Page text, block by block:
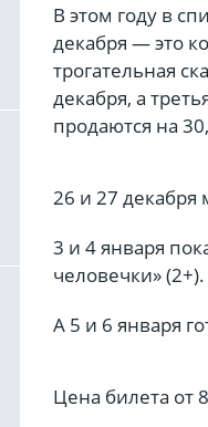
В этом году в
декабря — это
трогательная
декабря, а
продаются на
26 и 27 декабря
3 и 4 января
человечки» (2+).
А 5 и 6 января
Цена билета от